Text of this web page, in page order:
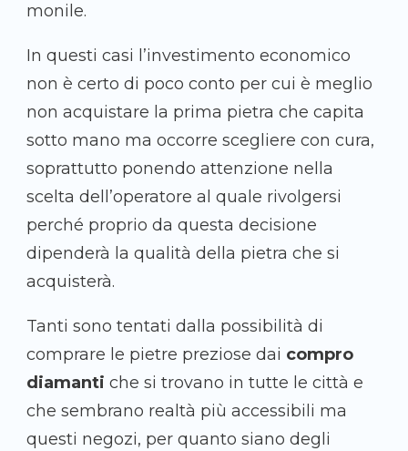
monile.
In questi casi l’investimento economico
non è certo di poco conto per cui è meglio
non acquistare la prima pietra che capita
sotto mano ma occorre scegliere con cura,
soprattutto ponendo attenzione nella
scelta dell’operatore al quale rivolgersi
perché proprio da questa decisione
dipenderà la qualità della pietra che si
acquisterà.
Tanti sono tentati dalla possibilità di
comprare le pietre preziose dai compro
diamanti che si trovano in tutte le città e
che sembrano realtà più accessibili ma
questi negozi, per quanto siano degli